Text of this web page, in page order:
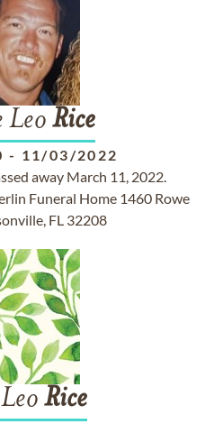
Leo Rice
- 11/03/2022
away March 11, 2022.
Funeral Home 1460 Rowe
FL 32208
Rice